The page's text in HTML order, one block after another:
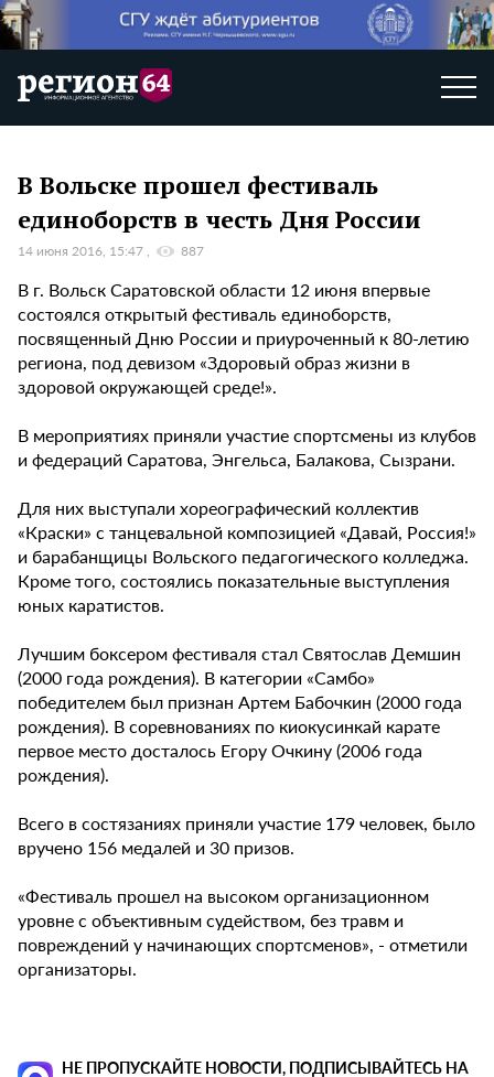
В Вольске прошел фестиваль
единоборств в честь Дня России
14 июня 2016, 15:47 887
В г. Вольск Саратовской области 12 июня впервые
состоялся открытый фестиваль единоборств,
посвященный Дню России и приуроченный к 80-летию
региона, под девизом «Здоровый образ жизни в
здоровой окружающей среде!».
В мероприятиях приняли участие спортсмены из клубов
и федераций Саратова, Энгельса, Балакова, Сызрани.
Для них выступали хореографический коллектив
«Краски» с танцевальной композицией «Давай, Россия!»
и барабанщицы Вольского педагогического колледжа.
Кроме того, состоялись показательные выступления
юных каратистов.
Лучшим боксером фестиваля стал Святослав Демшин
(2000 года рождения). В категории «Самбо»
победителем был признан Артем Бабочкин (2000 года
рождения). В соревнованиях по киокусинкай карате
первое место досталось Егору Очкину (2006 года
рождения).
Всего в состязаниях приняли участие 179 человек, было
вручено 156 медалей и 30 призов.
«Фестиваль прошел на высоком организационном
уровне с объективным судейством, без травм и
повреждений у начинающих спортсменов», - отметили
организаторы.
НЕ ПРОПУСКАЙТЕ НОВОСТИ, ПОДПИСЫВАЙТЕСЬ НА